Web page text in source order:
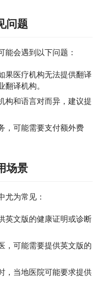
问题
能会遇到以下问题：
果医疗机构无法提供翻译
译机构。
构和语言对而异，建议提
，可能需要支付额外费
场景
尤为常见：
英文版的健康证明或诊断
，可能需要提供英文版的
，当地医院可能要求提供